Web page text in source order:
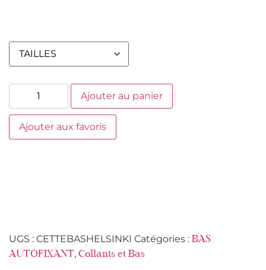
Ajouter au panier
Ajouter aux favoris
UGS : CETTEBASHELSINKI Catégories : BAS
AUTOFIXANT, Collants et Bas